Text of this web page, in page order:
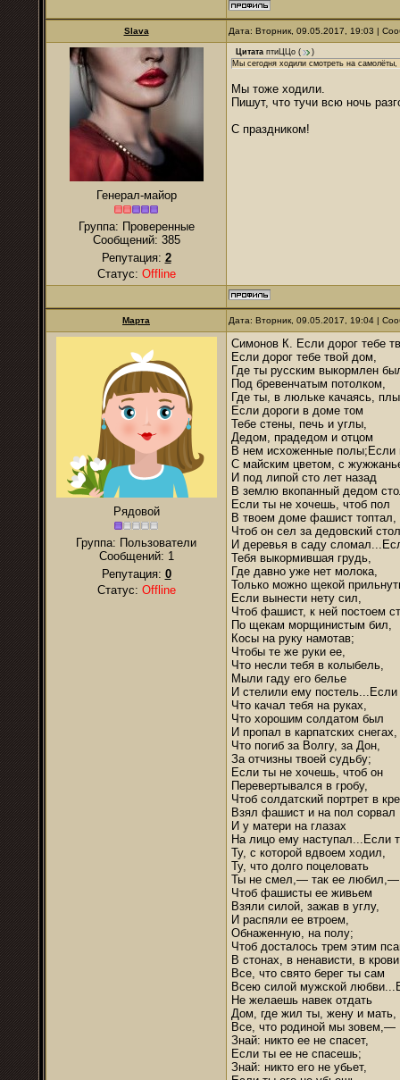
Slava Дата: Вторник, 09.05.2017, 19:03 |
Генерал-майор
Группа: Проверенные
Сообщений: 385
Репутация: 2
Статус: Offline
Цитата птиЦЦо (
)
Мы сегодня ходили смотреть на
Мы тоже ходили.
Пишут, что тучи всю ночь
С праздником!
Марта Дата: Вторник, 09.05.2017, 19:04 |
Рядовой
Группа: Пользователи
Сообщений: 1
Репутация: 0
Статус: Offline
Симонов К. Если дорог тебе
Если дорог тебе твой дом,
Где ты русским выкормлен
Под бревенчатым потолком,
Где ты, в люльке качаясь,
Если дороги в доме том
Тебе стены, печь и углы,
Дедом, прадедом и отцом
В нем исхоженные полы;Если
С майским цветом, с
И под липой сто лет назад
В землю вкопанный дедом
Если ты не хочешь, чтоб пол
В твоем доме фашист топтал,
Чтоб он сел за дедовский стол
И деревья в саду
Тебя выкормившая грудь,
Где давно уже нет молока,
Только можно щекой
Если вынести нету сил,
Чтоб фашист, к ней постоем
По щекам морщинистым бил,
Косы на руку намотав;
Чтобы те же руки ее,
Что несли тебя в колыбель,
Мыли гаду его белье
И стелили ему
Что качал тебя на руках,
Что хорошим солдатом был
И пропал в карпатских снегах,
Что погиб за Волгу, за Дон,
За отчизны твоей судьбу;
Если ты не хочешь, чтоб он
Перевертывался в гробу,
Чтоб солдатский портрет в
Взял фашист и на пол сорвал
И у матери на глазах
На лицо ему наступал...Если
Ту, с которой вдвоем ходил,
Ту, что долго поцеловать
Ты не смел,— так ее любил,—
Чтоб фашисты ее живьем
Взяли силой, зажав в углу,
И распяли ее втроем,
Обнаженную, на полу;
Чтоб досталось трем этим
В стонах, в ненависти, в крови
Все, что свято берег ты сам
Всею силой мужской
Не желаешь навек отдать
Дом, где жил ты, жену и мать,
Все, что родиной мы зовем,—
Знай: никто ее не спасет,
Если ты ее не спасешь;
Знай: никто его не убьет,